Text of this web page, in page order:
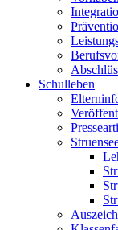
Schulleben